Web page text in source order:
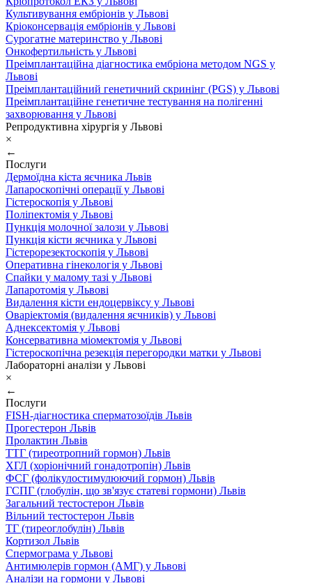
Культивування ембріонів у Львові
Кріоконсервація ембріонів у Львові
Сурогатне материнство у Львові
Онкофертильність у Львові
Преімплантаційна діагностика ембріона методом NGS у
Львові
Преімплантаційний генетичний скринінг (PGS) у Львові
Преімплантаційне генетичне тестування на полігенні
захворювання у Львові
Репродуктивна хірургія у Львові
×
←
Послуги
Дермоїдна кіста яєчника Львів
Лапароскопічні операції у Львові
Гістероскопія у Львові
Поліпектомія у Львові
Пункція молочної залози у Львові
Пункція кісти яєчника у Львові
Гістерорезектоскопія у Львові
Оперативна гінекологія у Львові
Спайки у малому тазі у Львові
Лапаротомія у Львові
Видалення кісти ендоцервіксу у Львові
Оваріектомія (видалення яєчників) у Львові
Аднексектомія у Львові
Консервативна міомектомія у Львові
Гістероскопічна резекція перегородки матки у Львові
Лабораторні аналізи у Львові
×
←
Послуги
FISH-діагностика сперматозоїдів Львів
Прогестерон Львів
Пролактин Львів
ТТГ (тиреотропний гормон) Львів
ХГЛ (хоріонічний гонадотропін) Львів
ФСГ (фолікулостимулюючий гормон) Львів
ГСПГ (глобулін, що зв'язує статеві гормони) Львів
Загальний тестостерон Львів
Вільний тестостерон Львів
ТГ (тиреоглобулін) Львів
Кортизол Львів
Спермограма у Львові
Антимюлерів гормон (АМГ) у Львові
Аналізи на гормони у Львові